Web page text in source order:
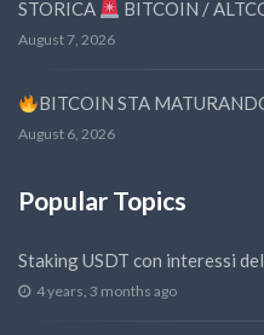
STORICA
BITCOIN /
August 7, 2026
BITCOIN STA
August 6, 2026
Popular Topics
Staking USDT con interessi
4 years, 3 months ago